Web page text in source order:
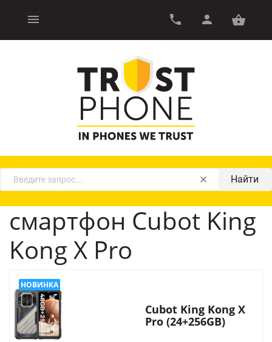
Найти
смартфон Cubot King
Kong X Pro
Cubot King Kong X
Pro (24+256GB)